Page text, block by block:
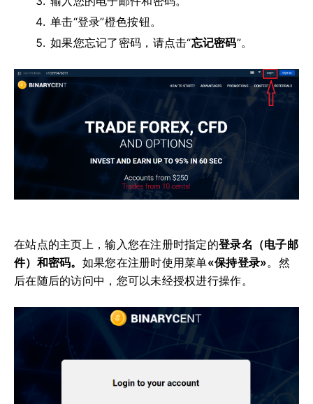
单击“登录”橙色按钮。
如果您忘记了密码，请点击“忘记密码”。
在站点的主页上，输入您在注册时指定的登录名（电子邮
件）和密码。 如果您在注册时使用菜单«保持登录»。 然
后在随后的访问中，您可以未经授权进行操作。